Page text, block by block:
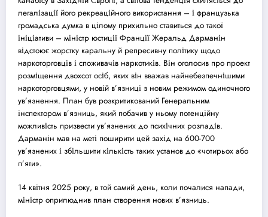
легалізації його рекреаційного використання – і французька
громадська думка в цілому прихильно ставиться до такої
ініціативи – міністр юстиції Франції Жеральд Дарманін
відстоює жорстку каральну й репресивну політику щодо
наркоторговців і споживачів наркотиків. Він оголосив про проект
розміщення двохсот осіб, яких він вважав найнебезпечнішими
наркоторговцями, у новій в’язниці з новим режимом одиночного
ув’язнення. План був розкритикований Генеральним
інспектором в’язниць, який побачив у ньому потенційну
можливість призвести ув’язнених до психічних розладів.
Дарманін мав на меті поширити цей захід на 600-700
ув’язнених і збільшити кількість таких установ до «чотирьох або
п’яти».
14 квітня 2025 року, в той самий день, коли почалися напади,
міністр оприлюднив план створення нових в’язниць.